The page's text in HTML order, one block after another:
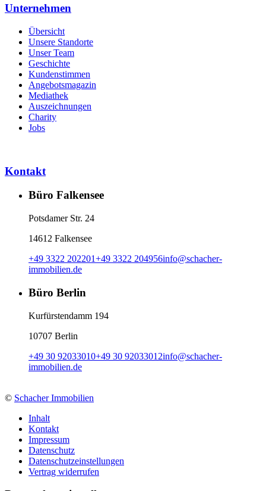
Unternehmen
Übersicht
Unsere Standorte
Unser Team
Geschichte
Kundenstimmen
Angebotsmagazin
Mediathek
Auszeichnungen
Charity
Jobs
Kontakt
Büro Falkensee
Potsdamer Str. 24
14612 Falkensee
+49 3322 202201+49 3322 204956info@schacher-
immobilien.de
Büro Berlin
Kurfürstendamm 194
10707 Berlin
+49 30 92033010+49 30 92033012info@schacher-
immobilien.de
© Schacher Immobilien
Inhalt
Kontakt
Impressum
Datenschutz
Datenschutzeinstellungen
Vertrag widerrufen